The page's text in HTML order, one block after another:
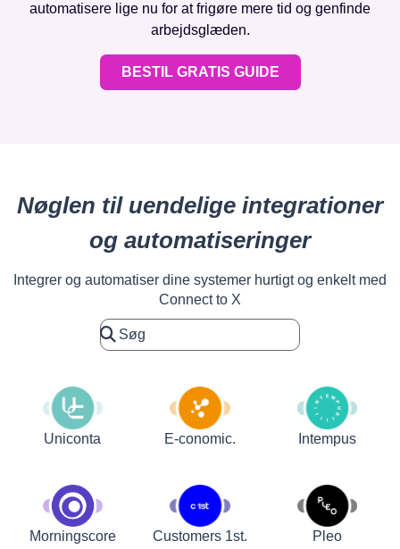
automatisere lige nu for at frigøre mere tid og genfinde
arbejdsglæden.
BESTIL GRATIS GUIDE
Nøglen til uendelige integrationer
og automatiseringer
Integrer og automatiser dine systemer hurtigt og enkelt med
Connect to X
Uniconta E-conomic. Intempus
Morningscore Customers 1st. Pleo